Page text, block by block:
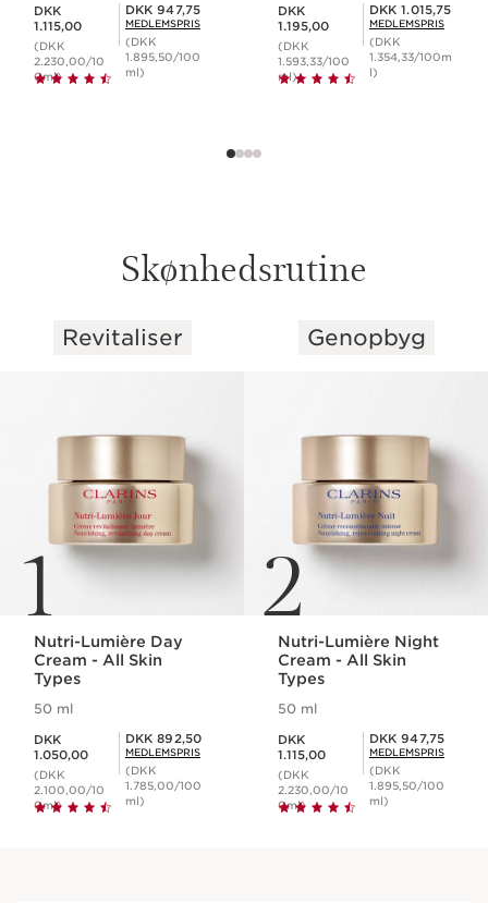
DKK
1.115,00
(DKK
2.230,00/10
0ml)
Medlemspris DKK 947,75
DKK 947,75
MEDLEMSPRIS
(DKK
1.895,50/100
ml)
DKK
1.195,00
(DKK
1.593,33/100
ml)
Medlemspris DKK 1.015,75
DKK 1.015,75
MEDLEMSPRIS
(DKK
1.354,33/100m
l)
Skønhedsrutine
HOP TIL INDHOLD
Revitaliser
1
Nutri-Lumière Day
Cream - All Skin
Types
50 ml
DKK
1.050,00
(DKK
2.100,00/10
0ml)
Medlemspris DKK 892,50
DKK 892,50
MEDLEMSPRIS
(DKK
1.785,00/100
ml)
Genopbyg
2
Nutri-Lumière Night
Cream - All Skin
Types
50 ml
DKK
1.115,00
(DKK
2.230,00/10
0ml)
Medlemspris DKK 947,75
DKK 947,75
MEDLEMSPRIS
(DKK
1.895,50/100
ml)